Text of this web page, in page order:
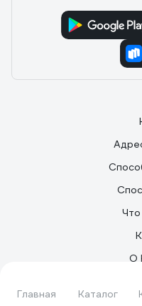
Главная Каталог
О